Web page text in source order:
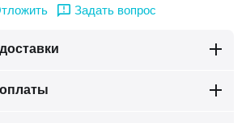
Задать вопрос